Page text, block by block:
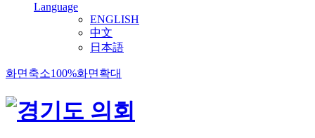
Language
ENGLISH
中文
日本語
화면축소100%화면확대